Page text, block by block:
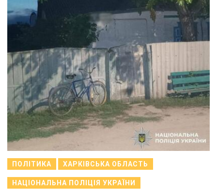
ПОЛІТИКА ХАРКІВСЬКА ОБЛАСТЬ
НАЦІОНАЛЬНА ПОЛІЦІЯ УКРАЇНИ